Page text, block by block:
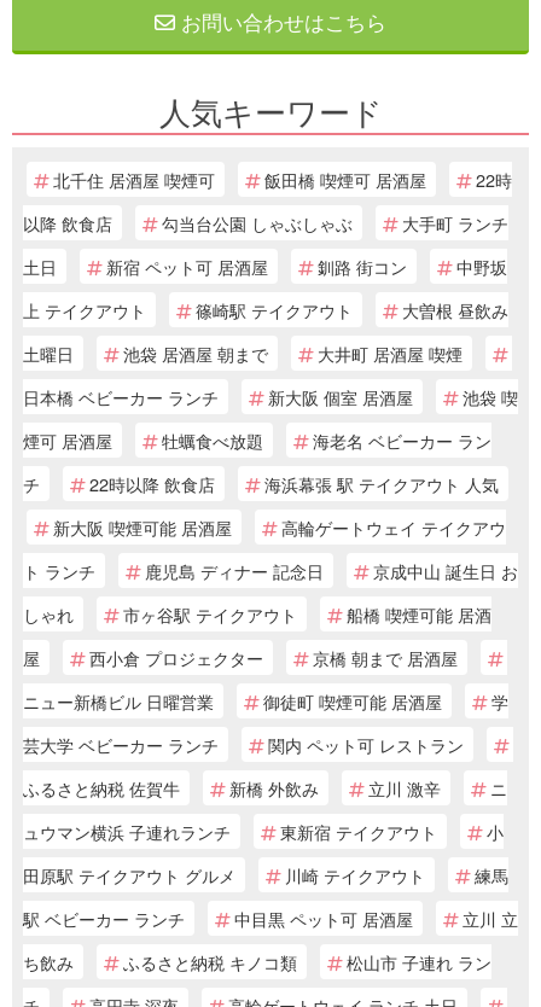
お問い合わせはこちら
人気キーワード
北千住 居酒屋 喫煙可 飯田橋 喫煙可 居酒屋
22時
以降 飲食店
勾当台公園 しゃぶしゃぶ
大手町 ランチ
土日
新宿 ペット可 居酒屋 釧路 街コン
中野坂
上 テイクアウト
篠崎駅 テイクアウト
大曽根 昼飲み
土曜日
池袋 居酒屋 朝まで
大井町 居酒屋 喫煙
日本橋 ベビーカー ランチ
新大阪 個室 居酒屋
池袋 喫
煙可 居酒屋
牡蠣食べ放題
海老名 ベビーカー ラン
チ
22時以降 飲食店
海浜幕張 駅 テイクアウト 人気
新大阪 喫煙可能 居酒屋
高輪ゲートウェイ テイクアウ
ト ランチ
鹿児島 ディナー 記念日
京成中山 誕生日 お
しゃれ
市ヶ谷駅 テイクアウト
船橋 喫煙可能 居酒
屋
西小倉 プロジェクター
京橋 朝まで 居酒屋
ニュー新橋ビル 日曜営業
御徒町 喫煙可能 居酒屋
学
芸大学 ベビーカー ランチ
関内 ペット可 レストラン
ふるさと納税 佐賀牛
新橋 外飲み 立川 激辛
ニ
ュウマン横浜 子連れランチ
東新宿 テイクアウト
小
田原駅 テイクアウト グルメ
川崎 テイクアウト
練馬
駅 ベビーカー ランチ
中目黒 ペット可 居酒屋
立川 立
ち飲み
ふるさと納税 キノコ類
松山市 子連れ ラン